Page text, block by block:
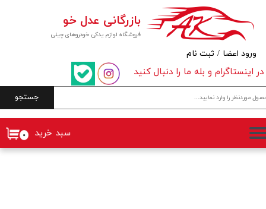
فروشگاه لوازم یدکی خودروهای چینی
بازرگانی عدل خو
جستجو
۰ سبد خرید
در اینستاگرام و بله ما را دنبال کنید
ورود اعضا / ثبت نام
حساب کاربری من
تغییر گذر واژه
سفارشات
خروج از حساب کاربری